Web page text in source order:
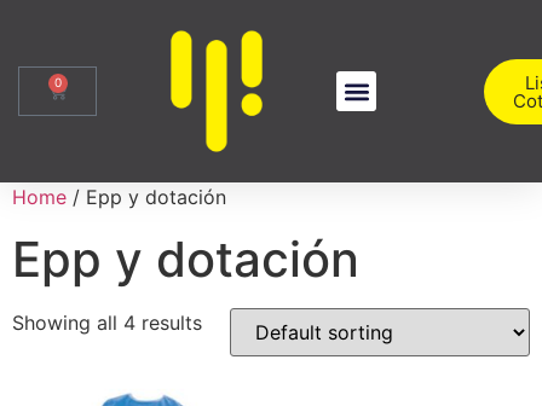
0
Home / Epp y dotación
Epp y dotación
Showing all 4 results